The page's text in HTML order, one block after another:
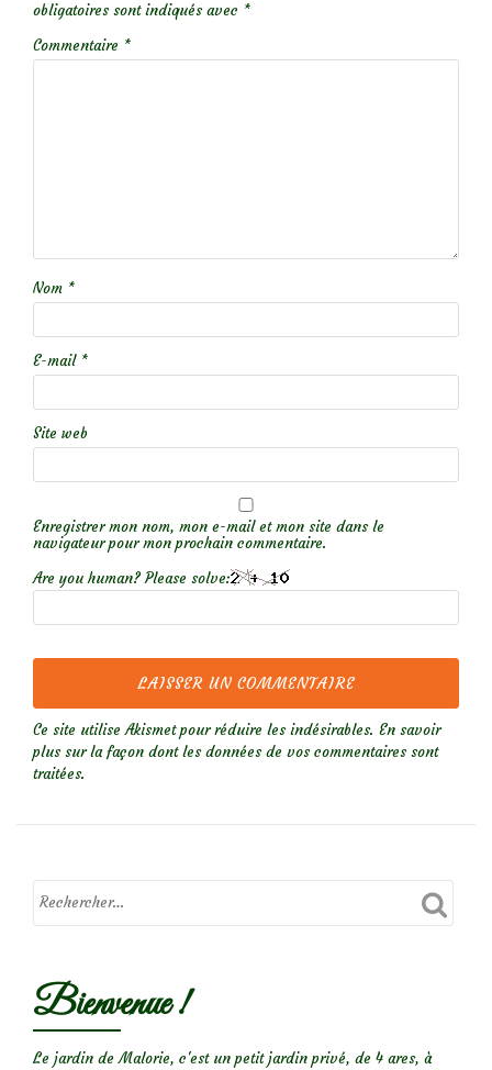
obligatoires sont indiqués avec *
Commentaire *
Nom *
E-mail *
Site web
Enregistrer mon nom, mon e-mail et mon site dans le
navigateur pour mon prochain commentaire.
Are you human? Please solve:
Ce site utilise Akismet pour réduire les indésirables. En savoir
plus sur la façon dont les données de vos commentaires sont
traitées.
Bienvenue !
Le jardin de Malorie, c'est un petit jardin privé, de 4 ares, à